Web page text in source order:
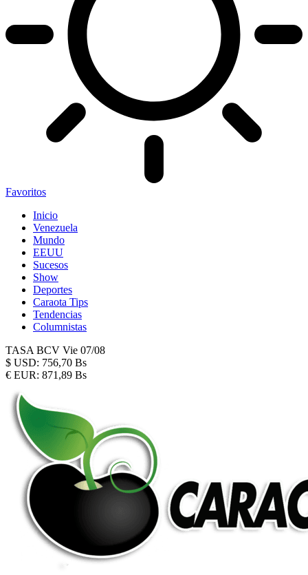
Favoritos
Inicio
Venezuela
Mundo
EEUU
Sucesos
Show
Deportes
Caraota Tips
Tendencias
Columnistas
TASA BCV Vie 07/08
$ USD: 756,70 Bs
€ EUR: 871,89 Bs